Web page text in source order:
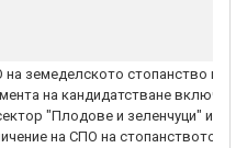
на земеделското стопанство на
на кандидатстване включва
"Плодове и зеленчуци" и
на СПО на стопанството е